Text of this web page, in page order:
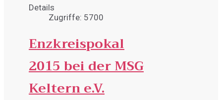
Details
Zugriffe: 5700
Enzkreispokal
2015 bei der MSG
Keltern e.V.